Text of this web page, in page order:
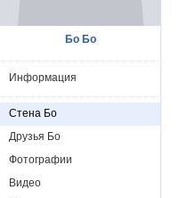
Бо Бо
Информация
Стена Бо
Друзья Бо
Фотографии
Видео